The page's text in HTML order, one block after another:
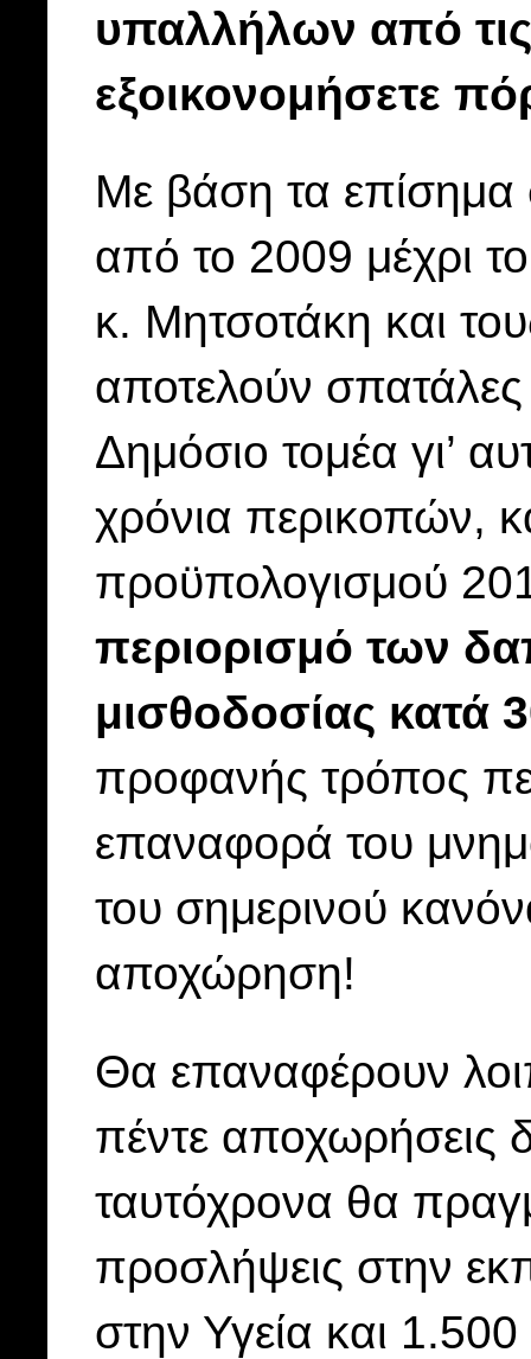
υπαλλήλων από
εξοικονομήσετε
Με βάση τα επίσημα
από το 2009 μέχρι
κ. Μητσοτάκη και
αποτελούν σπατάλες
Δημόσιο τομέα γι’
χρόνια περικοπών,
προϋπολογισμού
περιορισμό των
μισθοδοσίας κατά
προφανής τρόπος
επαναφορά του
του σημερινού
αποχώρηση!
Θα επαναφέρουν
πέντε αποχωρήσεις
ταυτόχρονα θα
προσλήψεις στην
στην Υγεία και